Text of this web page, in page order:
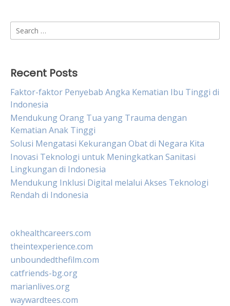
Search
for:
Recent Posts
Faktor-faktor Penyebab Angka Kematian Ibu Tinggi di
Indonesia
Mendukung Orang Tua yang Trauma dengan
Kematian Anak Tinggi
Solusi Mengatasi Kekurangan Obat di Negara Kita
Inovasi Teknologi untuk Meningkatkan Sanitasi
Lingkungan di Indonesia
Mendukung Inklusi Digital melalui Akses Teknologi
Rendah di Indonesia
okhealthcareers.com
theintexperience.com
unboundedthefilm.com
catfriends-bg.org
marianlives.org
waywardtees.com